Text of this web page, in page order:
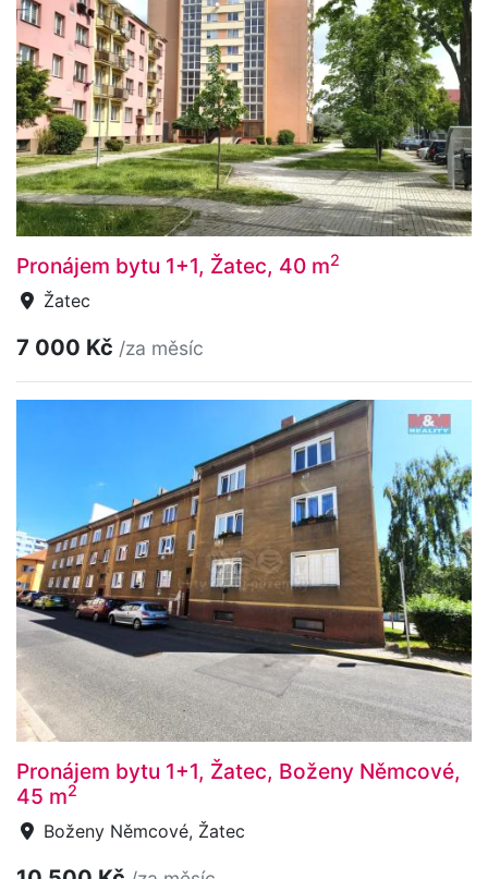
Pronájem bytu 1+1, Žatec, 40 m2
Žatec
7 000 Kč /za měsíc
Pronájem bytu 1+1, Žatec, Boženy Němcové,
45 m2
Boženy Němcové, Žatec